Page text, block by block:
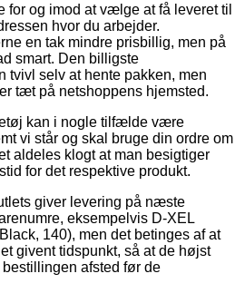
for og imod at vælge at få leveret til
hvor du arbejder.
en tak mindre prisbillig, men på
smart. Den billigste
tvivl selv at hente pakken, men
tæt på netshoppens hjemsted.
kan i nogle tilfælde være
vi står og skal bruge din ordre om
aldeles klogt at man besigtiger
for det respektive produkt.
giver levering på næste
eksempelvis D-XEL
140), men det betinges af at
givent tidspunkt, så at de højst
afsted før de